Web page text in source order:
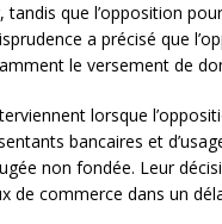
que l’opposition
a précisé que
le versement de
lorsque
bancaires et
non fondée. Leur
de commerce dans un